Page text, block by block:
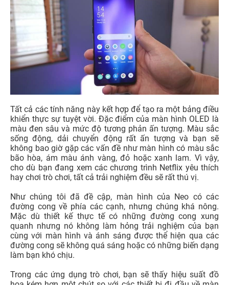
Tất cả các tính năng này kết hợp để tạo ra một bảng điều
khiển thực sự tuyệt vời. Đặc điểm của màn hình OLED là
màu đen sâu và mức độ tương phản ấn tượng. Màu sắc
sống động, dải chuyển động rất ấn tượng và bạn sẽ
không bao giờ gặp các vấn đề như màn hình có màu sắc
bão hòa, ám màu ánh vàng, đỏ hoặc xanh lam. Vì vậy,
cho dù bạn đang xem các chương trình Netflix yêu thích
hay chơi trò chơi, tất cả trải nghiệm đều sẽ rất thú vị.
Như chúng tôi đã đề cập, màn hình của Neo có các
đường cong về phía các cạnh, nhưng chúng khá nông.
Mặc dù thiết kế thực tế có những đường cong xung
quanh nhưng nó không làm hỏng trải nghiệm của bạn
cùng với màn hình và ánh sáng được thể hiện qua các
đường cong sẽ không quá sáng hoặc có những biến dạng
làm bạn khó chịu.
Trong các ứng dụng trò chơi, bạn sẽ thấy hiệu suất đồ